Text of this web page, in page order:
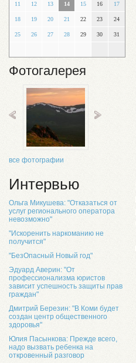
11 12 13 14 15 16 17
18 19 20 21 22 23 24
25 26 27 28 29 30 31
Фотогалерея
все фотографии
Интервью
Ольга Микушева: "Отказаться от
услуг регионального оператора
невозможно"
"Искоренить наркоманию не
получится"
"БезОпасный Новый год"
Эдуард Аверин: "От
профессионализма юристов
зависит успешность защиты прав
граждан"
Дмитрий Березин: "В Коми будет
создан центр общественного
здоровья"
Юлия Пасынкова: Прежде всего,
надо вызвать ребенка на
откровенный разговор